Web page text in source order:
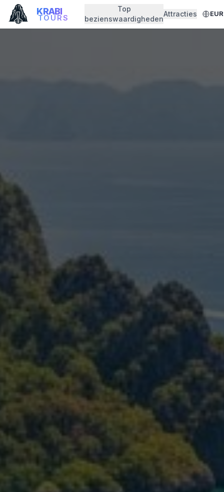
KRABI
TOURS
Top
bezienswaardigheden
Attracties EUR